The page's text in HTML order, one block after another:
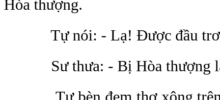
Hòa thượng.
Tự nói: - Lạ! Được đầu
Sư thưa: - Bị Hòa thượng